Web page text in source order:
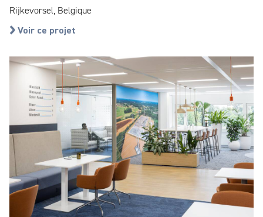
Rijkevorsel, Belgique
Voir ce projet